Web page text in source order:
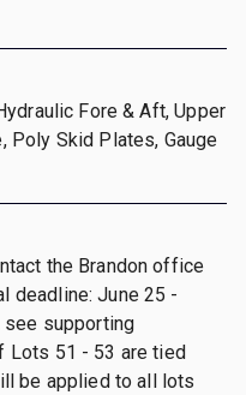
Fore & Aft, Upper
Poly Skid Plates, Gauge
the Brandon office
deadline: June 25 -
see supporting
Lots 51 - 53 are tied
be applied to all lots